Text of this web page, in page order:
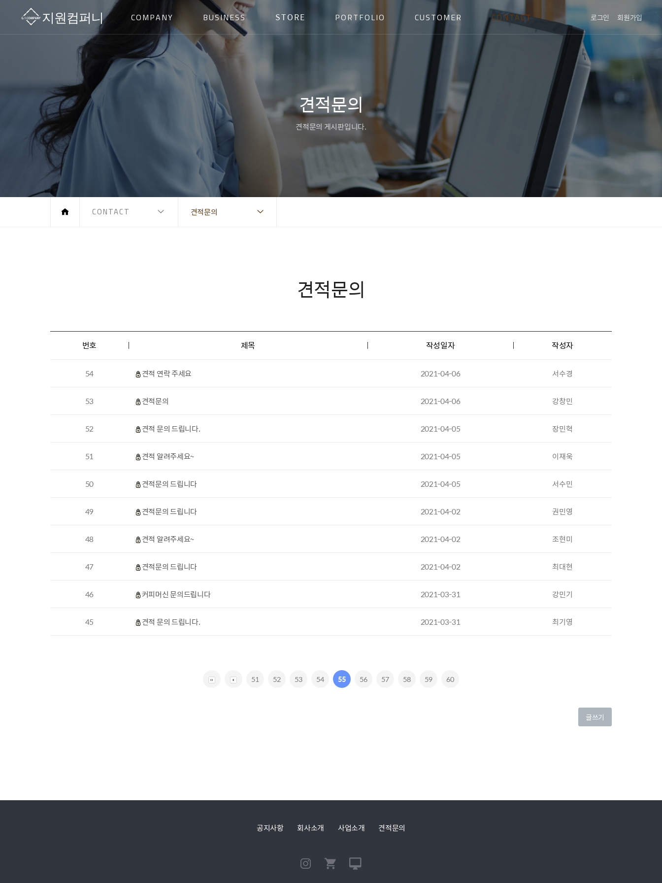
COMPANY BUSINESS STORE PORTFOLIO CUSTOMER CONTACT 로그인 회원가입
견적문의
견적문의 게시판입니다.
CONTACT 견적문의
견적문의
번호 제목 작성일자 작성자
54 견적 연락 주세요 2021-04-06 서수경
53 견적문의 2021-04-06 강창민
52 견적 문의 드립니다. 2021-04-05 장민혁
51 견적 알려주세요~ 2021-04-05 이재욱
50 견적문의 드립니다 2021-04-05 서수민
49 견적문의 드립니다 2021-04-02 권민영
48 견적 알려주세요~ 2021-04-02 조현미
47 견적문의 드립니다 2021-04-02 최대현
46 커피머신 문의드립니다 2021-03-31 강민기
45 견적 문의 드립니다. 2021-03-31 최기영
51 52 53 54 55 56 57 58 59 60
글쓰기
공지사항 회사소개 사업소개 견적문의